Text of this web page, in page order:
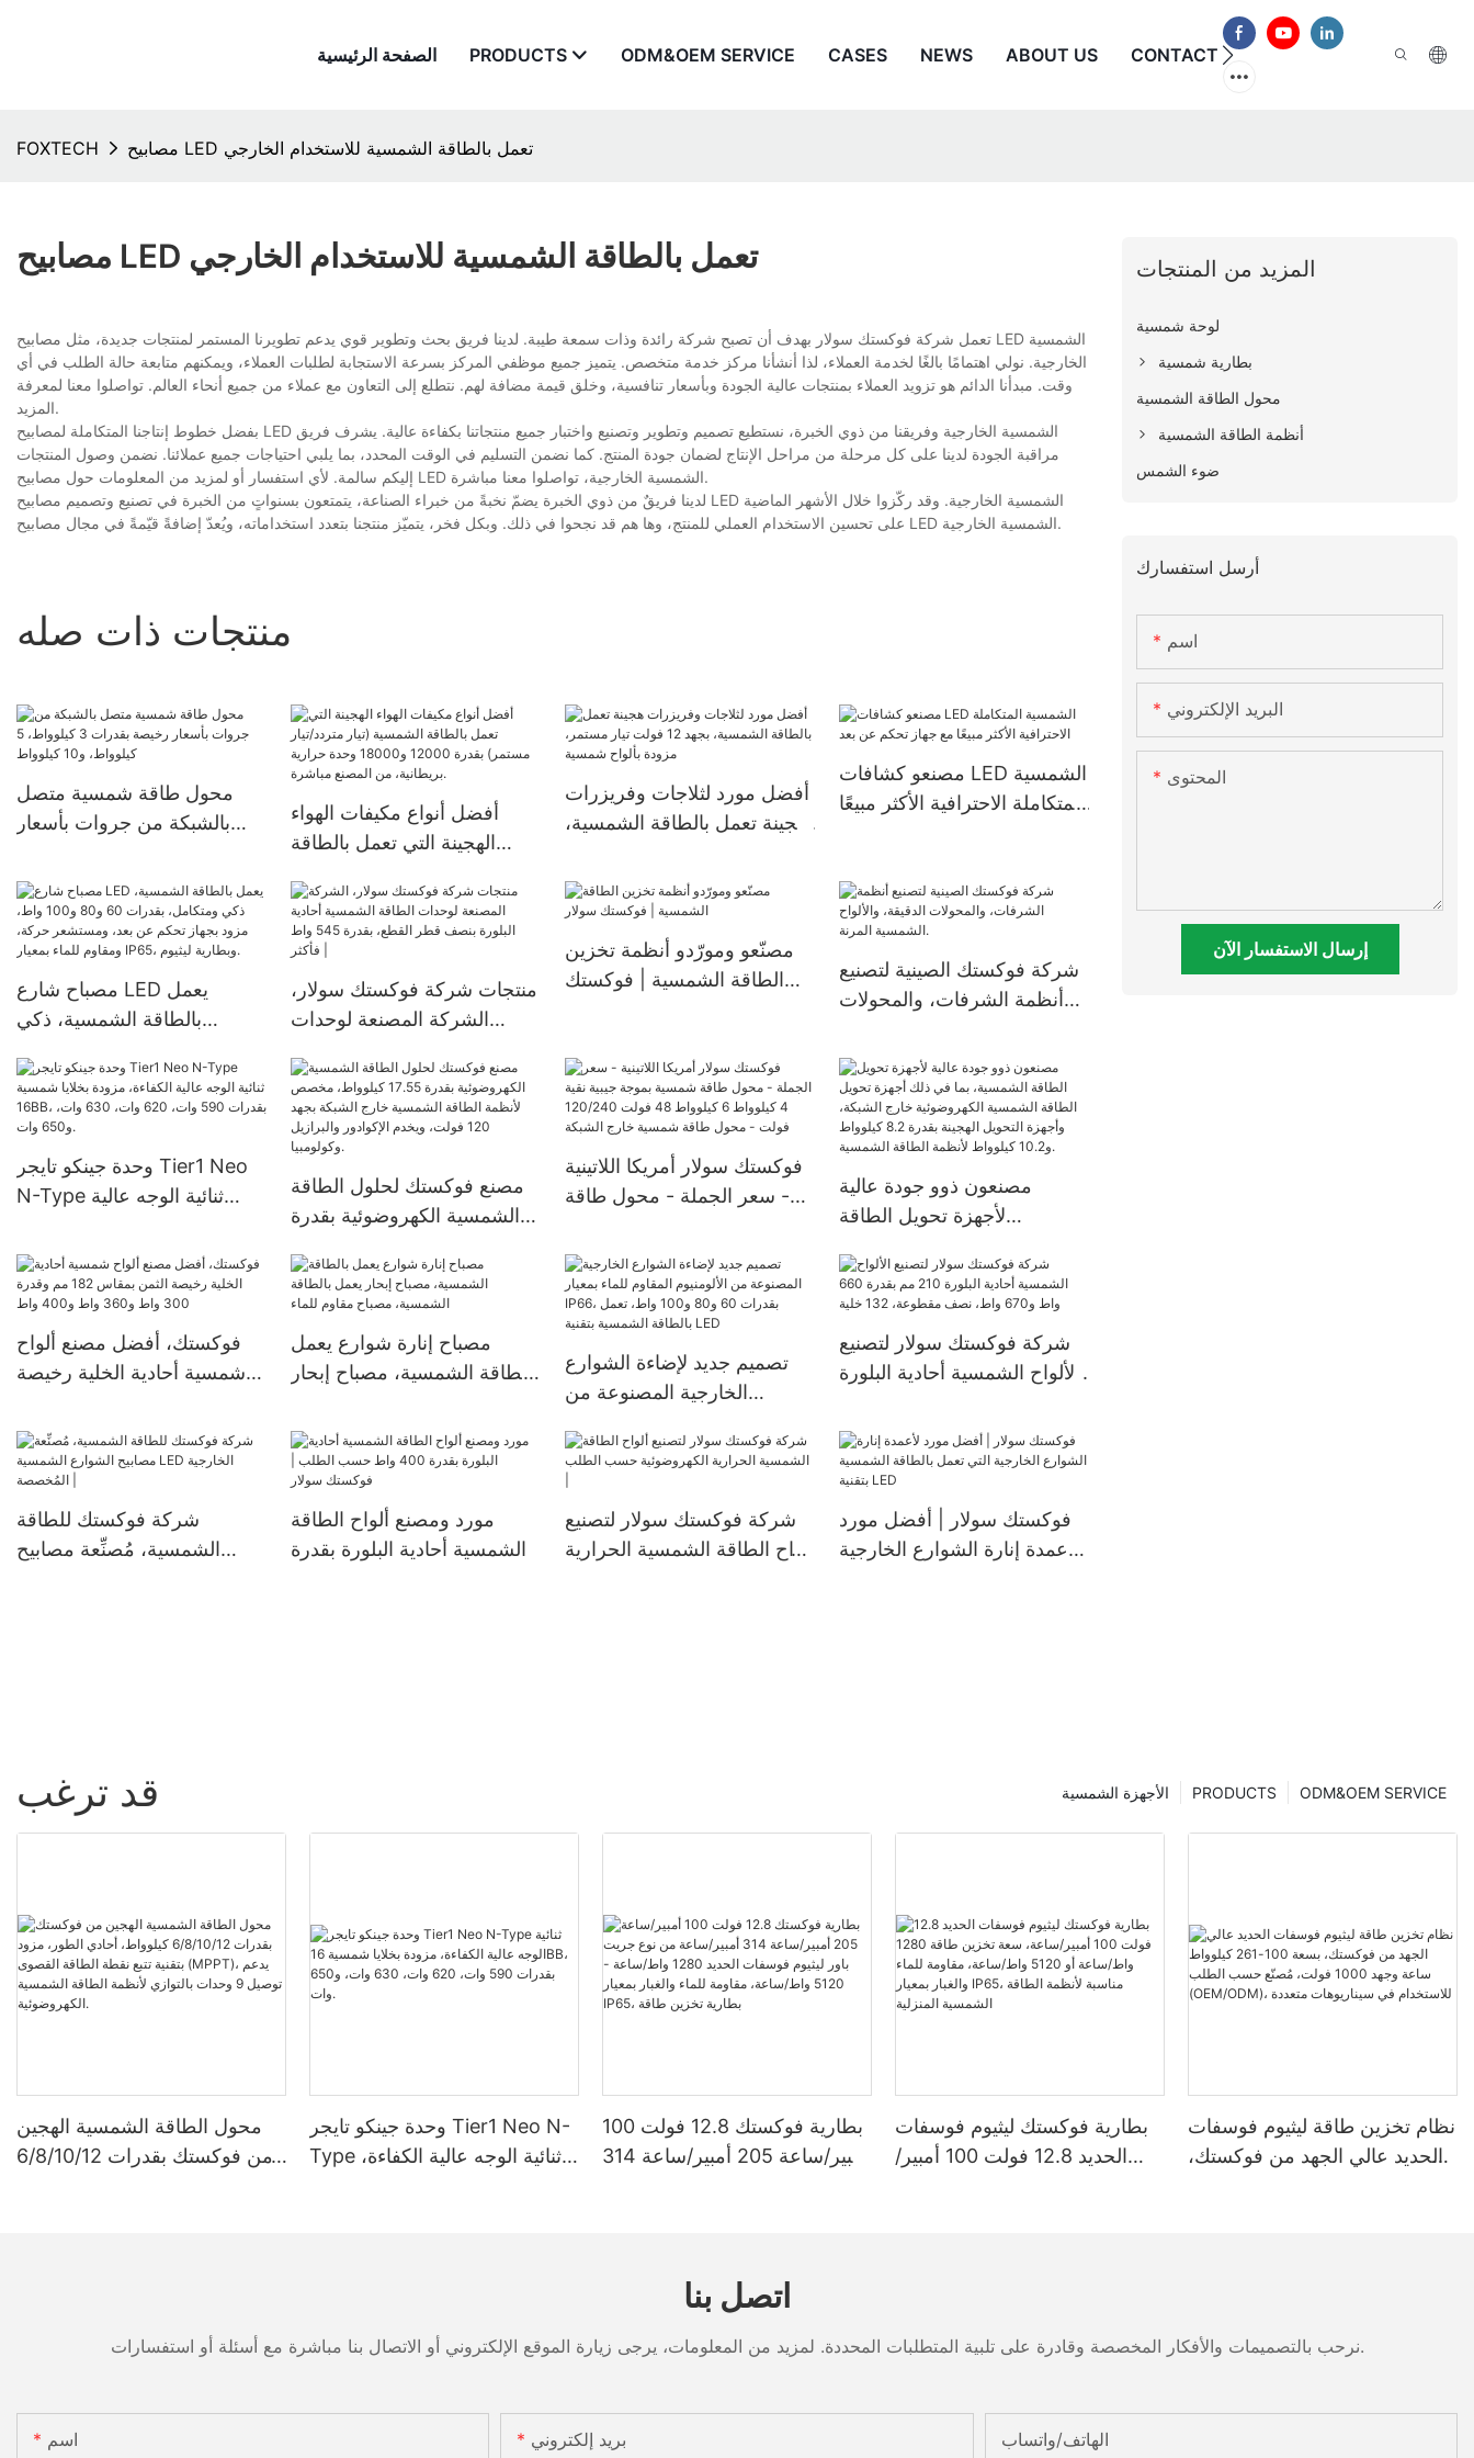
الصفحة الرئيسية PRODUCTS ODM&OEM SERVICE CASES NEWS ABOUT US CONTACT US الأسئلة الشائعة
FOXTECH مصابيح LED تعمل بالطاقة الشمسية للاستخدام الخارجي
مصابيح LED تعمل بالطاقة الشمسية للاستخدام الخارجي
تعمل شركة فوكستك سولار بهدف أن تصبح شركة رائدة وذات سمعة طيبة. لدينا فريق بحث وتطوير قوي يدعم تطويرنا المستمر لمنتجات جديدة، مثل مصابيح LED الشمسية
الخارجية. نولي اهتمامًا بالغًا لخدمة العملاء، لذا أنشأنا مركز خدمة متخصص. يتميز جميع موظفي المركز بسرعة الاستجابة لطلبات العملاء، ويمكنهم متابعة حالة الطلب في أي
وقت. مبدأنا الدائم هو تزويد العملاء بمنتجات عالية الجودة وبأسعار تنافسية، وخلق قيمة مضافة لهم. نتطلع إلى التعاون مع عملاء من جميع أنحاء العالم. تواصلوا معنا لمعرفة
المزيد.
بفضل خطوط إنتاجنا المتكاملة لمصابيح LED الشمسية الخارجية وفريقنا من ذوي الخبرة، نستطيع تصميم وتطوير وتصنيع واختبار جميع منتجاتنا بكفاءة عالية. يشرف فريق
مراقبة الجودة لدينا على كل مرحلة من مراحل الإنتاج لضمان جودة المنتج. كما نضمن التسليم في الوقت المحدد، بما يلبي احتياجات جميع عملائنا. نضمن وصول المنتجات
إليكم سالمة. لأي استفسار أو لمزيد من المعلومات حول مصابيح LED الشمسية الخارجية، تواصلوا معنا مباشرة.
لدينا فريقٌ من ذوي الخبرة يضمّ نخبةً من خبراء الصناعة، يتمتعون بسنواتٍ من الخبرة في تصنيع وتصميم مصابيح LED الشمسية الخارجية. وقد ركّزوا خلال الأشهر الماضية
على تحسين الاستخدام العملي للمنتج، وها هم قد نجحوا في ذلك. وبكل فخر، يتميّز منتجنا بتعدد استخداماته، ويُعدّ إضافةً قيّمةً في مجال مصابيح LED الشمسية الخارجية.
منتجات ذات صله
محول طاقة شمسية متصل
بالشبكة من جروات بأسعار
كيلوواط، و10 كيلوواط
أفضل أنواع مكيفات الهواء
الهجينة التي تعمل بالطاقة
مستمر) بقدرة 12000 و18000
وحدة حرارية بريطانية، من
أفضل مورد لثلاجات وفريزرات
هجينة تعمل بالطاقة الشمسية،
مزودة بألواح شمسية
مصنعو كشافات LED الشمسية
المتكاملة الاحترافية الأكثر مبيعًا
مصباح شارع LED يعمل
بالطاقة الشمسية، ذكي
و100 واط، مزود بجهاز تحكم
عن بعد، ومستشعر حركة،
ومقاوم للماء بمعيار IP65،
وبطارية ليثيوم.
منتجات شركة فوكستك سولار،
الشركة المصنعة لوحدات
بنصف قطر القطع، بقدرة 545
واط فأكثر |
مصنّعو ومورّدو أنظمة تخزين
الطاقة الشمسية | فوكستك
شركة فوكستك الصينية لتصنيع
أنظمة الشرفات، والمحولات
وحدة جينكو تايجر Tier1 Neo
N-Type ثنائية الوجه عالية
16BB، بقدرات 590 وات، 620
وات، 630 وات، و650 وات.
مصنع فوكستك لحلول الطاقة
الشمسية الكهروضوئية بقدرة
لأنظمة الطاقة الشمسية خارج
الشبكة بجهد 120 فولت، ويخدم
فوكستك سولار أمريكا اللاتينية
- سعر الجملة - محول طاقة
كيلوواط 6 كيلوواط 48 فولت
120/240 فولت - محول طاقة
شمسية خارج الشبكة
مصنعون ذوو جودة عالية
لأجهزة تحويل الطاقة
تحويل الطاقة الشمسية
الكهروضوئية خارج الشبكة،
وأجهزة التحويل الهجينة بقدرة
8.2 كيلوواط و10.2 كيلوواط
فوكستك، أفضل مصنع ألواح
شمسية أحادية الخلية رخيصة
300 واط و360 واط و400
واط
مصباح إنارة شوارع يعمل
بالطاقة الشمسية، مصباح إبحار
مقاوم للماء
تصميم جديد لإضاءة الشوارع
الخارجية المصنوعة من
IP66، بقدرات 60 و80 و100
بتقنية LED
شركة فوكستك سولار لتصنيع
الألواح الشمسية أحادية البلورة
واط، نصف مقطوعة، 132
خلية
شركة فوكستك للطاقة
الشمسية، مُصنِّعة مصابيح
مورد ومصنع ألواح الطاقة
الشمسية أحادية البلورة بقدرة
شركة فوكستك سولار لتصنيع
ألواح الطاقة الشمسية الحرارية
فوكستك سولار | أفضل مورد
لأعمدة إنارة الشوارع الخارجية
المزيد من المنتجات
لوحة شمسية
بطارية شمسية
محول الطاقة الشمسية
أنظمة الطاقة الشمسية
ضوء الشمس
أرسل استفسارك
اسم
البريد الإلكتروني
المحتوى
إرسال الاستفسار الآن
قد ترغب ODM&OEM SERVICE
PRODUCTS الأجهزة الشمسية
محول الطاقة الشمسية الهجين
من فوكستك بقدرات 6/8/10/12
وحدة جينكو تايجر Tier1 Neo N-
Type ثنائية الوجه عالية الكفاءة،
بطارية فوكستك 12.8 فولت 100
أمبير/ساعة 205 أمبير/ساعة 314
بطارية تخزين طاقة
بطارية فوكستك ليثيوم فوسفات
الحديد 12.8 فولت 100 أمبير/
نظام تخزين طاقة ليثيوم فوسفات
الحديد عالي الجهد من فوكستك،
اتصل بنا
نرحب بالتصميمات والأفكار المخصصة وقادرة على تلبية المتطلبات المحددة. لمزيد من المعلومات، يرجى زيارة الموقع الإلكتروني أو الاتصال بنا مباشرة مع أسئلة أو استفسارات.
اسم بريد إلكتروني الهاتف/واتساب